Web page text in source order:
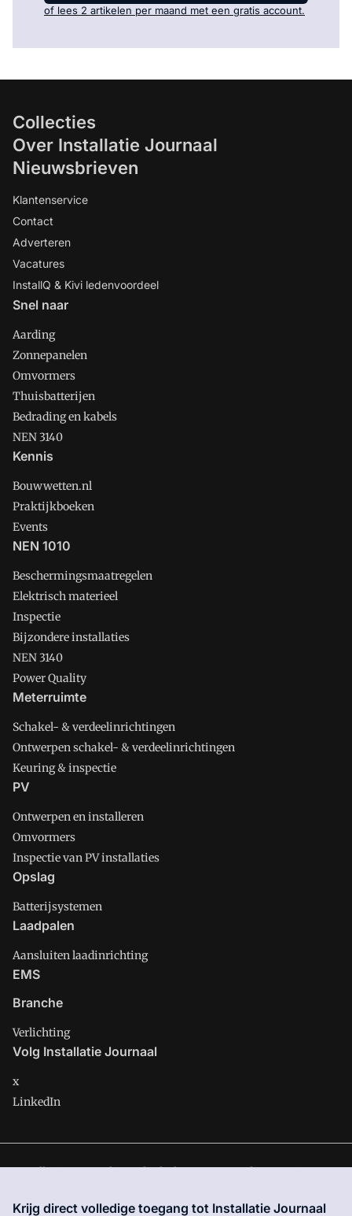
of lees 2 artikelen per maand met een gratis account.
Collecties
Over Installatie Journaal
Nieuwsbrieven
Klantenservice
Contact
Adverteren
Vacatures
InstallQ & Kivi ledenvoordeel
Snel naar
Aarding
Zonnepanelen
Omvormers
Thuisbatterijen
Bedrading en kabels
NEN 3140
Kennis
Bouwwetten.nl
Praktijkboeken
Events
NEN 1010
Beschermingsmaatregelen
Elektrisch materieel
Inspectie
Bijzondere installaties
NEN 3140
Power Quality
Meterruimte
Schakel- & verdeelinrichtingen
Ontwerpen schakel- & verdeelinrichtingen
Keuring & inspectie
PV
Ontwerpen en installeren
Omvormers
Inspectie van PV installaties
Opslag
Batterijsystemen
Laadpalen
Aansluiten laadinrichting
EMS
Branche
Verlichting
Volg Installatie Journaal
x
LinkedIn
Installatie Journaal is onderdeel van VMN media. Lees inons
site zijn de volgende regelingen van toepassing:Algemene
Krijg direct volledige toegang tot Installatie Journaal